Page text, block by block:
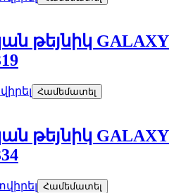
թեյնիկ GALAXY
Համեմատել
թեյնիկ GALAXY
Համեմատել